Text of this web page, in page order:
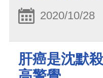
2020/10/28
肝癌是沈默